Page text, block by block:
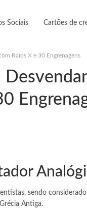
Sociais Cartões de
Raios X e 30 Engrenagens
sendo
Antiga.